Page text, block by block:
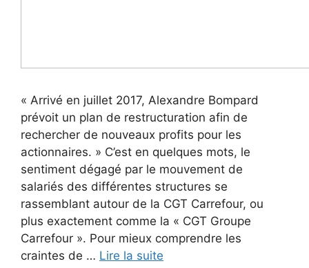
« Arrivé en juillet 2017, Alexandre Bompard
prévoit un plan de restructuration afin de
rechercher de nouveaux profits pour les
actionnaires. » C’est en quelques mots, le
sentiment dégagé par le mouvement de
salariés des différentes structures se
rassemblant autour de la CGT Carrefour, ou
plus exactement comme la « CGT Groupe
Carrefour ». Pour mieux comprendre les
craintes de … Lire la suite